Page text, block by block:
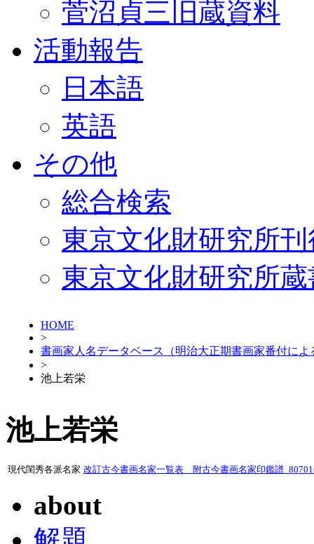
菅沼貞三旧蔵資料
活動報告
日本語
英語
その他
総合検索
東京文化財研究所
東京文化財研究所
HOME
>
書画家人名データベース（明治大正期書画家番付によ
>
池上若栄
池上若栄
現代閨秀各派名家 改訂古今書画名家一覧表 附古今書画名家印鑑譜
about